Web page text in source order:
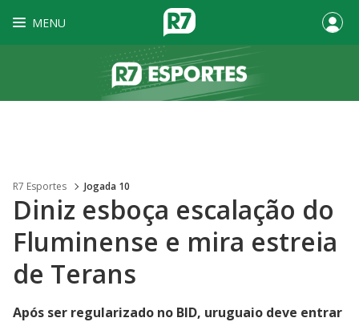
MENU
R7 Esportes Jogada 10
Diniz esboça escalação do
Fluminense e mira estreia
de Terans
Após ser regularizado no BID, uruguaio deve entrar